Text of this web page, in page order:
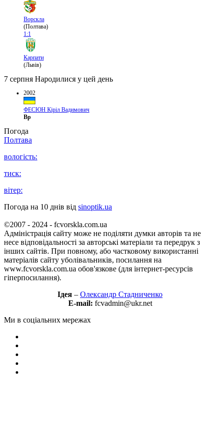
Ворскла
(Полтава)
1:1
Карпати
(Львів)
7 серпня Народилися у цей день
2002
ФЕСЮН Кіріл Вадимович
Вр
Погода
Полтава
вологість:
тиск:
вітер:
Погода на 10 днів від sinoptik.ua
©2007 - 2024 - fcvorskla.com.ua
Адміністрація сайту може не поділяти думки авторів та не
несе відповідальності за авторські матеріали та передрук з
інших сайтів. При повному, або частковому використанні
матеріалів сайту уболівальників, посилання на
www.fcvorskla.com.ua обов'язкове (для інтернет-ресурсів
гіперпосилання).
Ідея – Олександр Стадниченко
E-mail: fcvadmin@ukr.net
Ми в соціальних мережах